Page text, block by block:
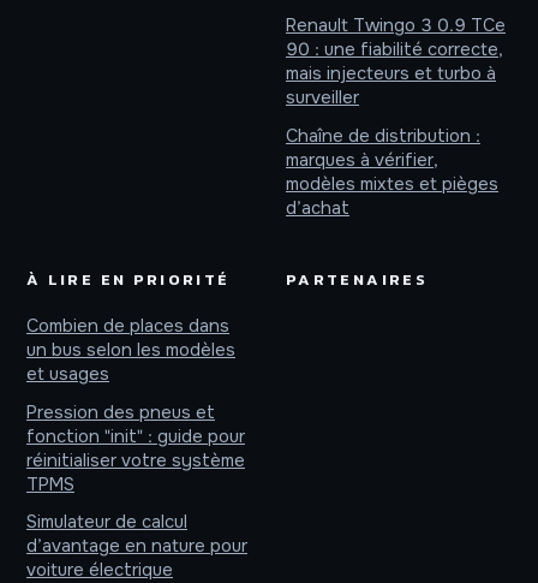
Renault Twingo 3 0.9 TCe
90 : une fiabilité correcte,
mais injecteurs et turbo à
surveiller
Chaîne de distribution :
marques à vérifier,
modèles mixtes et pièges
d’achat
À LIRE EN PRIORITÉ
Combien de places dans
un bus selon les modèles
et usages
Pression des pneus et
fonction "init" : guide pour
réinitialiser votre système
TPMS
Simulateur de calcul
d’avantage en nature pour
voiture électrique
PARTENAIRES